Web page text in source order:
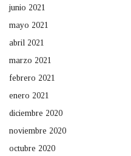
junio 2021
mayo 2021
abril 2021
marzo 2021
febrero 2021
enero 2021
diciembre 2020
noviembre 2020
octubre 2020